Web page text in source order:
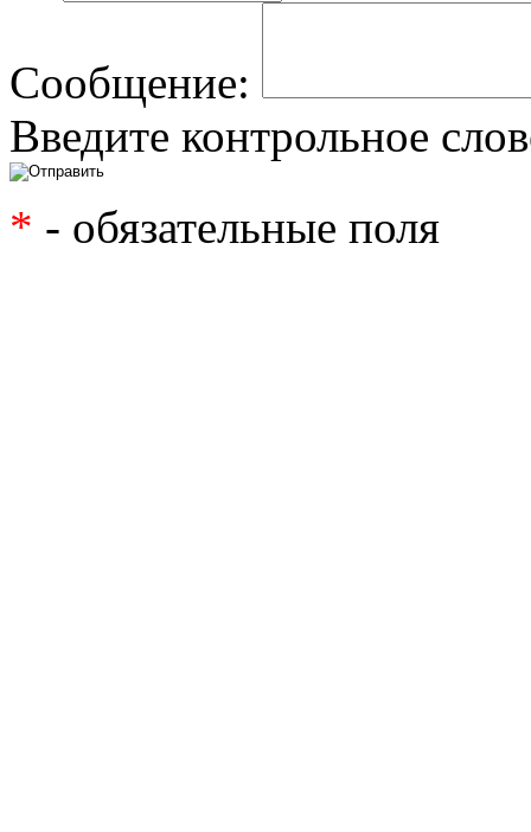
Сообщение:
Введите контрольное
* - обязательные поля